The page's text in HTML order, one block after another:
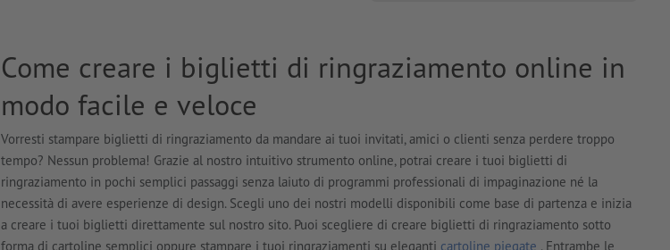
Come creare i biglietti di ringraziamento online in
modo facile e veloce
Vorresti stampare biglietti di ringraziamento da mandare ai tuoi invitati, amici o clienti senza perdere troppo
tempo? Nessun problema! Grazie al nostro intuitivo strumento online, potrai creare i tuoi biglietti di
ringraziamento in pochi semplici passaggi senza laiuto di programmi professionali di impaginazione né la
necessità di avere esperienze di design. Scegli uno dei nostri modelli disponibili come base di partenza e inizia
a creare i tuoi biglietti direttamente sul nostro sito. Puoi scegliere di creare biglietti di ringraziamento sotto
forma di cartoline semplici oppure stampare i tuoi ringraziamenti su eleganti cartoline piegate . Entrambe le